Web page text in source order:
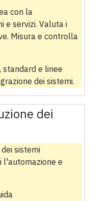
con la
e servizi. Valuta i
Misura e controlla
standard e linee
dei sistemi.
dei
sistemi
l'automazione e